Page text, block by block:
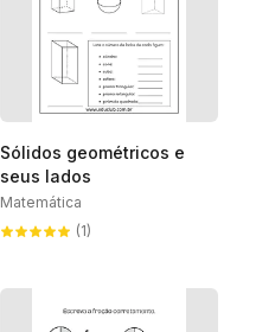
Sólidos geométricos e
seus lados
Matemática
(1)